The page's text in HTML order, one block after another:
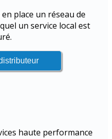
place un réseau de
un service local est
haute performance